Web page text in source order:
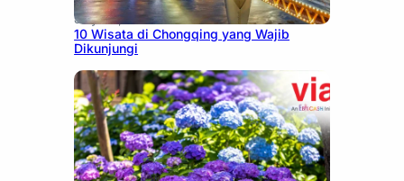
July 30, 2026
10 Wisata di Chongqing yang Wajib
Dikunjungi